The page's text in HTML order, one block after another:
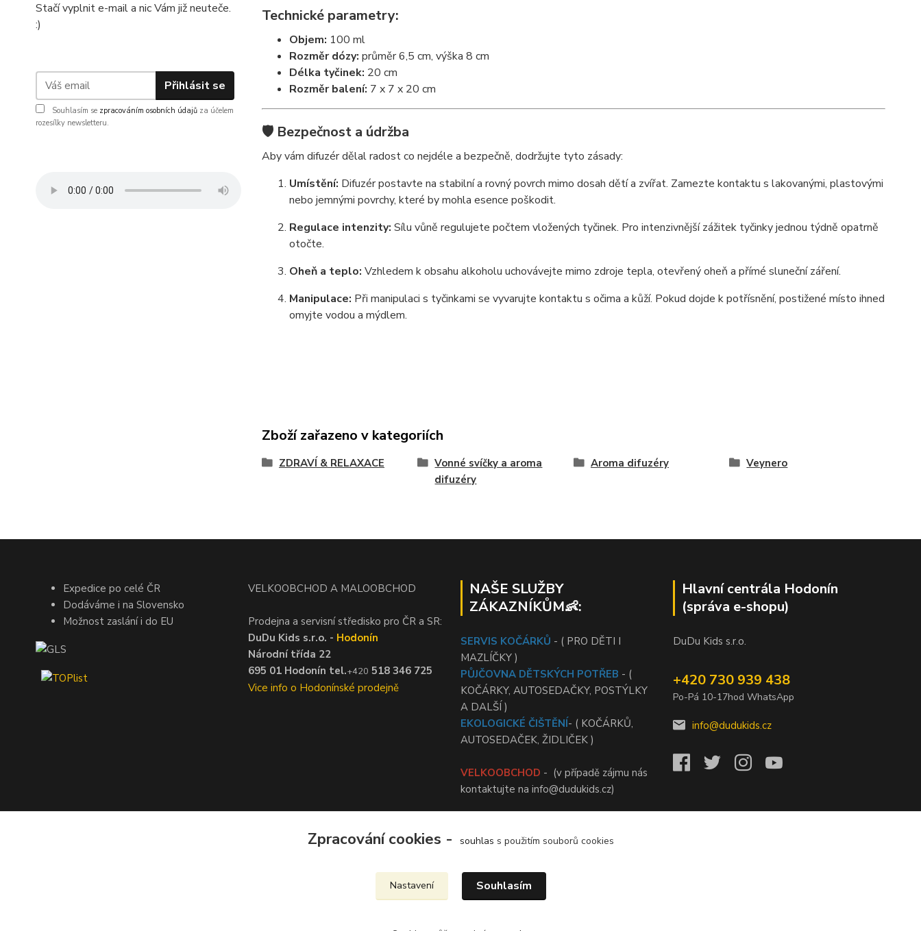
Stačí vyplnit e-mail a nic Vám již neuteče.
:)
Přihlásit se
Souhlasím se zpracováním osobních údajů za účelem
rozesílky newsletteru.
Technické parametry:
Objem: 100 ml
Rozměr dózy: průměr 6,5 cm, výška 8 cm
Délka tyčinek: 20 cm
Rozměr balení: 7 x 7 x 20 cm
🛡️ Bezpečnost a údržba
Aby vám difuzér dělal radost co nejdéle a bezpečně, dodržujte tyto zásady:
Umístění: Difuzér postavte na stabilní a rovný povrch mimo dosah dětí a zvířat. Zamezte kontaktu s lakovanými, plastovými
nebo jemnými povrchy, které by mohla esence poškodit.
Regulace intenzity: Sílu vůně regulujete počtem vložených tyčinek. Pro intenzivnější zážitek tyčinky jednou týdně opatrně
otočte.
Oheň a teplo: Vzhledem k obsahu alkoholu uchovávejte mimo zdroje tepla, otevřený oheň a přímé sluneční záření.
Manipulace: Při manipulaci s tyčinkami se vyvarujte kontaktu s očima a kůží. Pokud dojde k potřísnění, postižené místo ihned
omyjte vodou a mýdlem.
Zboží zařazeno v kategoriích
ZDRAVÍ & RELAXACE
Vonné svíčky a aroma
difuzéry
Aroma difuzéry Veynero
Expedice po celé ČR
Dodáváme i na Slovensko
Možnost zaslání i do EU
VELKOOBCHOD A MALOOBCHOD
Prodejna a servisní středisko pro ČR a SR:
DuDu Kids s.r.o. - Hodonín
Národní třída 22
695 01 Hodonín tel.+420 518 346 725
Vice info o Hodonínské prodejně
NAŠE SLUŽBY
ZÁKAZNÍKŮM👶:
SERVIS KOČÁRKŮ - ( PRO DĚTI I
MAZLÍČKY )
PŮJČOVNA DĚTSKÝCH POTŘEB - (
KOČÁRKY, AUTOSEDAČKY, POSTÝLKY
A DALŠÍ )
EKOLOGICKÉ ČIŠTĚNÍ- ( KOČÁRKŮ,
AUTOSEDAČEK, ŽIDLIČEK )
VELKOOBCHOD - (v případě zájmu nás
kontaktujte na info@dudukids.cz)
Hlavní centrála Hodonín
(správa e-shopu)
DuDu Kids s.r.o.
+420 730 939 438
Po-Pá 10-17hod WhatsApp
info@dudukids.cz
Upravit sběr cookies.
Zpracování cookies - souhlas s použitím souborů cookies
Nastavení Souhlasím